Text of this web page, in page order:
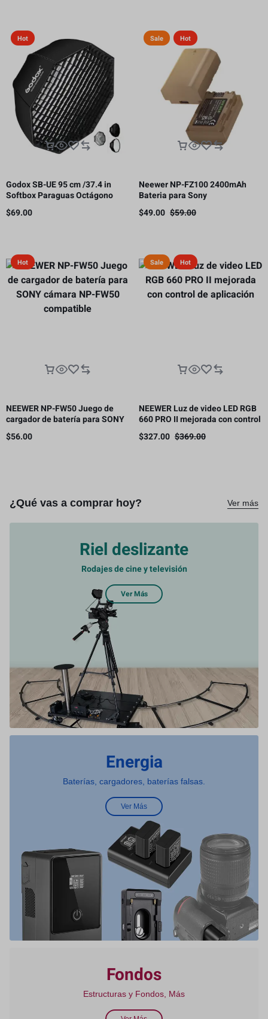
Hot
Godox SB-UE 95 cm /37.4 in
Softbox Paraguas Octágono
Bowens Mount, con rejilla de
panal
$69.00
Sale Hot
Neewer NP-FZ100 2400mAh
Bateria para Sony
$59.00
$49.00
Hot
NEEWER NP-FW50 Juego de
cargador de batería para SONY
cámara NP-FW50 compatible
$56.00
Sale Hot
NEEWER Luz de video LED RGB
660 PRO II mejorada con control
de aplicación
$369.00
$327.00
¿Qué vas a comprar hoy? Ver más
Riel deslizante
Rodajes de cine y televisión
Ver Más
Energia
Baterías, cargadores, baterías falsas.
Ver Más
Fondos
Estructuras y Fondos, Más